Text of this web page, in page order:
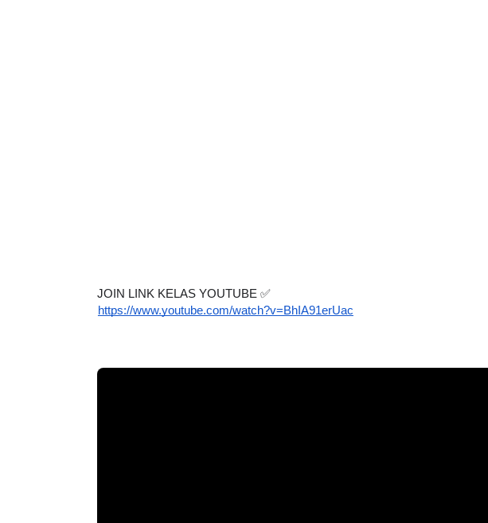
JOIN LINK KELAS YOUTUBE ✅
https://www.youtube.com/watch?v=BhIA91erUac